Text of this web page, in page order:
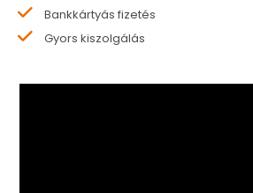
Bankkártyás fizetés
Gyors kiszolgálás